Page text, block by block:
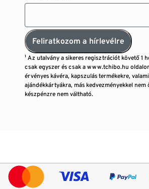
Feliratkozom a hírlevélre
¹ Az utalvány a sikeres regisztrációt követő 1
csak egyszer és csak a www.tchibo.hu
érvényes kávéra, kapszulás termékekre,
ajándékkártyákra, más kedvezményekkel nem
készpénzre nem váltható.